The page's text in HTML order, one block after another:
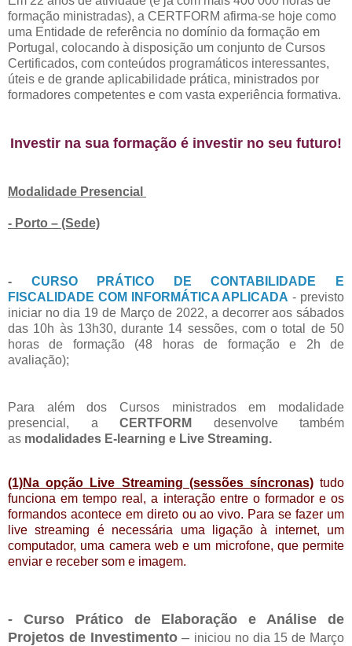
formação ministradas), a CERTFORM afirma-se hoje como
uma Entidade de referência no domínio da formação em
Portugal, colocando à disposição um conjunto de Cursos
Certificados, com conteúdos programáticos interessantes,
úteis e de grande aplicabilidade prática, ministrados por
formadores competentes e com vasta experiência formativa.
Investir na sua formação é investir no seu futuro!
Modalidade Presencial
- Porto – (Sede)
- CURSO PRÁTICO DE CONTABILIDADE E
FISCALIDADE COM INFORMÁTICA APLICADA - previsto
iniciar no dia 19 de Março de 2022, a decorrer aos sábados
das 10h às 13h30, durante 14 sessões, com o total de 50
horas de formação (48 horas de formação e 2h de
avaliação);
Para além dos Cursos ministrados em modalidade
presencial, a CERTFORM
desenvolve também
as modalidades E-learning e Live Streaming.
(1)Na opção Live Streaming (sessões síncronas)tudo
funciona em tempo real, a interação entre o formador e os
formandos acontece em direto ou ao vivo. Para se fazer um
live streaming é necessária uma ligação à internet, um
computador, uma camera web e um microfone, que permite
enviar e receber som e imagem.
- Curso Prático de Elaboração e Análise de
Projetos de Investimento– iniciou no dia 15 de Março